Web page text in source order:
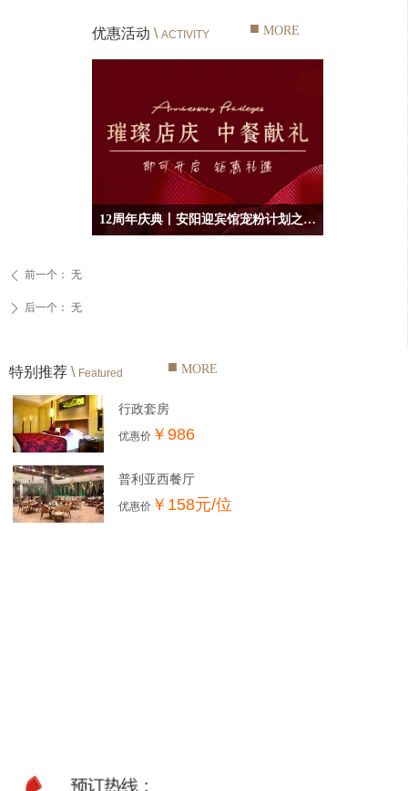
优惠活动 \ ACTIVITY ■ MORE
12周年庆典丨安阳迎宾馆宠粉计划之中餐篇~
ꄴ 前一个： 无
ꄲ 后一个： 无
特别推荐 \ Featured ■ MORE
行政套房
优惠价 ￥986
普利亚西餐厅
优惠价 ￥158元/位